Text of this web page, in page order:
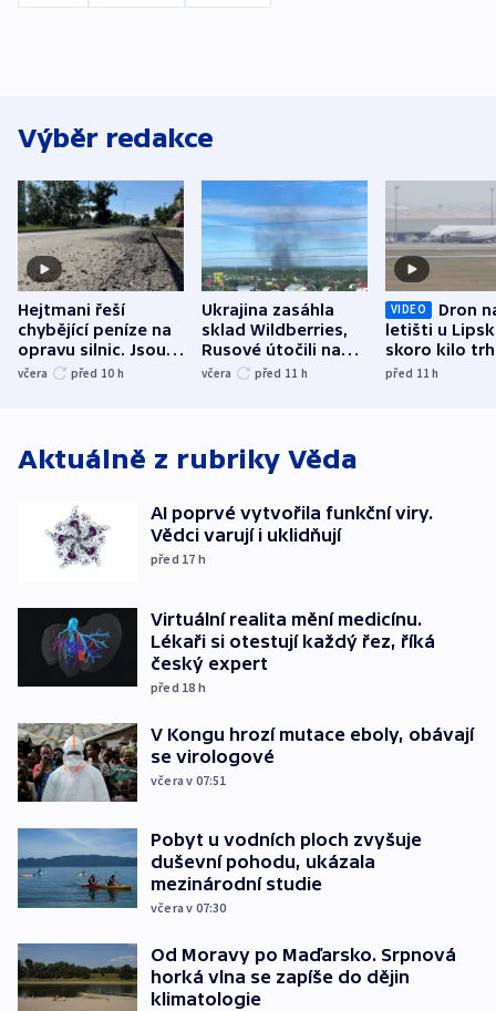
Výběr redakce
Hejtmani řeší
chybějící peníze na
opravu silnic. Jsou
nenárokové, namítá
včera před 10 h
Ukrajina zasáhla
sklad Wildberries,
Rusové útočili na
trh, hasiče či
včera před 11 h
VIDEO
Dron
letišti u
skoro kilo
indicie
před 11h
Aktuálně z rubriky Věda
AI poprvé vytvořila funkční viry.
Vědci varují i uklidňují
před 17 h
Virtuální realita mění medicínu.
Lékaři si otestují každý řez, říká
český expert
před 18 h
V Kongu hrozí mutace eboly, obávají
se virologové
včera v 07:51
Pobyt u vodních ploch zvyšuje
duševní pohodu, ukázala
mezinárodní studie
včera v 07:30
Od Moravy po Maďarsko. Srpnová
horká vlna se zapíše do dějin
klimatologie